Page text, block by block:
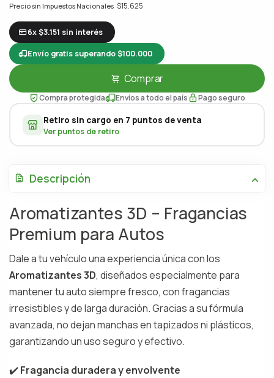
Precio sin Impuestos Nacionales $15.625
6x $3.151 sin interés
Envío gratis superando $100.000
Comprar
Compra protegida Envíos a todo el país Pago seguro
Retiro sin cargo en 7 puntos de venta
Ver puntos de retiro
Descripción
Aromatizantes 3D – Fragancias
Premium para Autos
Dale a tu vehículo una experiencia única con los
Aromatizantes 3D, diseñados especialmente para
mantener tu auto siempre fresco, con fragancias
irresistibles y de larga duración. Gracias a su fórmula
avanzada, no dejan manchas en tapizados ni plásticos,
garantizando un uso seguro y efectivo.
✔️ Fragancia duradera y envolvente